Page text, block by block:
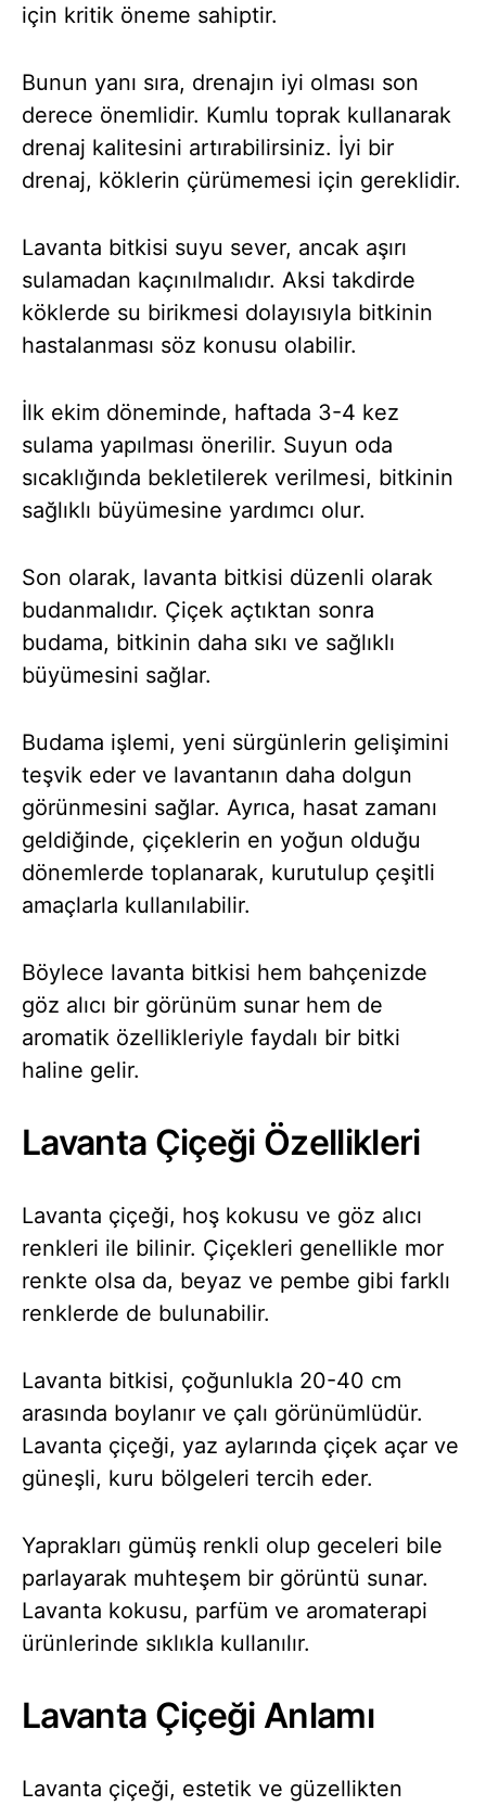
için kritik öneme sahiptir.
Bunun yanı sıra, drenajın iyi olması son
derece önemlidir. Kumlu toprak kullanarak
drenaj kalitesini artırabilirsiniz. İyi bir
drenaj, köklerin çürümemesi için gereklidir.
Lavanta bitkisi suyu sever, ancak aşırı
sulamadan kaçınılmalıdır. Aksi takdirde
köklerde su birikmesi dolayısıyla bitkinin
hastalanması söz konusu olabilir.
İlk ekim döneminde, haftada 3-4 kez
sulama yapılması önerilir. Suyun oda
sıcaklığında bekletilerek verilmesi, bitkinin
sağlıklı büyümesine yardımcı olur.
Son olarak, lavanta bitkisi düzenli olarak
budanmalıdır. Çiçek açtıktan sonra
budama, bitkinin daha sıkı ve sağlıklı
büyümesini sağlar.
Budama işlemi, yeni sürgünlerin gelişimini
teşvik eder ve lavantanın daha dolgun
görünmesini sağlar. Ayrıca, hasat zamanı
geldiğinde, çiçeklerin en yoğun olduğu
dönemlerde toplanarak, kurutulup çeşitli
amaçlarla kullanılabilir.
Böylece lavanta bitkisi hem bahçenizde
göz alıcı bir görünüm sunar hem de
aromatik özellikleriyle faydalı bir bitki
haline gelir.
Lavanta Çiçeği Özellikleri
Lavanta çiçeği, hoş kokusu ve göz alıcı
renkleri ile bilinir. Çiçekleri genellikle mor
renkte olsa da, beyaz ve pembe gibi farklı
renklerde de bulunabilir.
Lavanta bitkisi, çoğunlukla 20-40 cm
arasında boylanır ve çalı görünümlüdür.
Lavanta çiçeği, yaz aylarında çiçek açar ve
güneşli, kuru bölgeleri tercih eder.
Yaprakları gümüş renkli olup geceleri bile
parlayarak muhteşem bir görüntü sunar.
Lavanta kokusu, parfüm ve aromaterapi
ürünlerinde sıklıkla kullanılır.
Lavanta Çiçeği Anlamı
Lavanta çiçeği, estetik ve güzellikten